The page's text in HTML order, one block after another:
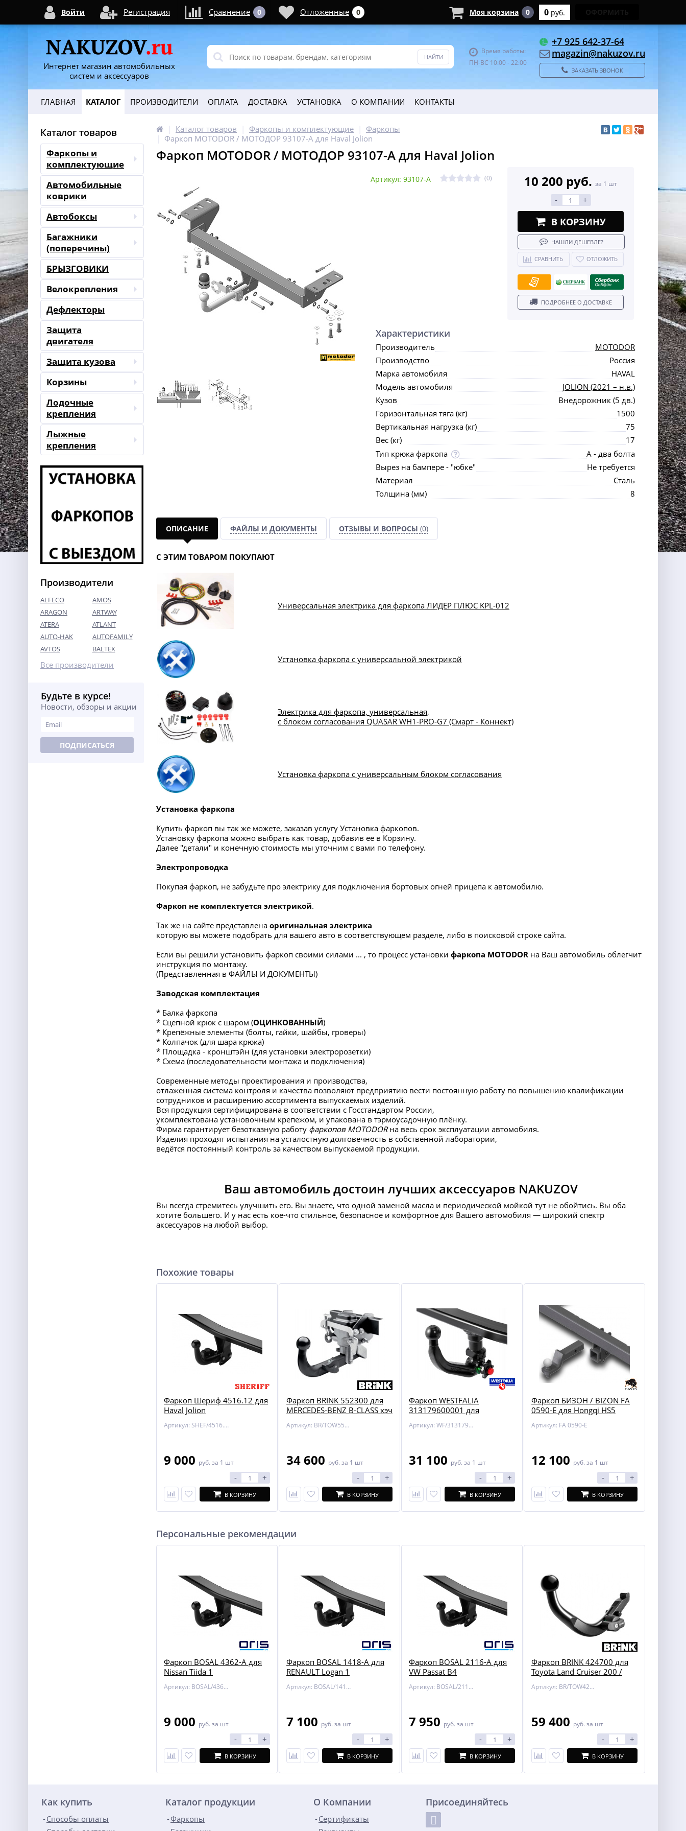
Интернет магазин автомобильных
систем и аксессуаров
Время работы:
ПН-ВС 10:00 - 22:00
+7 925 642-37-64
magazin@nakuzov.ru
ЗАКАЗАТЬ ЗВОНОК
ГЛАВНАЯ КАТАЛОГ ПРОИЗВОДИТЕЛИ ОПЛАТА ДОСТАВКА УСТАНОВКА О КОМПАНИИ КОНТАКТЫ
Каталог товаров
Фаркопы и
комплектующие
Автомобильные
коврики
Автобоксы
Багажники
(поперечины)
БРЫЗГОВИКИ
Велокрепления
Дефлекторы
Защита
двигателя
Защита кузова
Корзины
Лодочные
крепления
Лыжные
крепления
Производители
ALFECO
AMOS
ARAGON
ARTWAY
ATERA
ATLANT
AUTO-HAK
AUTOFAMILY
AVTOS
BALTEX
Все производители
Будьте в курсе!
Новости, обзоры и акции
ПОДПИСАТЬСЯ
Каталог товаров Фаркопы и комплектующие
Фаркопы
Фаркоп MOTODOR / МОТОДОР 93107-A для Haval Jolion
Фаркоп MOTODOR / МОТОДОР 93107-A для Haval Jolion
Артикул: 93107-A (0) 10 200 руб. за 1 шт
- +
В КОРЗИНУ
НАШЛИ ДЕШЕВЛЕ?
СРАВНИТЬ ОТЛОЖИТЬ
ПОДРОБНЕЕ О ДОСТАВКЕ
Характеристики
Производитель
MOTODOR
Производство
Россия
Марка автомобиля
HAVAL
Модель автомобиля
JOLION (2021 – н.в.)
Кузов
Внедорожник (5 дв.)
Горизонтальная тяга (кг)
1500
Вертикальная нагрузка (кг)
75
Вес (кг)
17
Тип крюка фаркопа
А - два болта
Вырез на бампере - "юбке"
Не требуется
Материал
Сталь
Толщина (мм)
8
ОПИСАНИЕ ФАЙЛЫ И ДОКУМЕНТЫ ОТЗЫВЫ И ВОПРОСЫ (0)
С ЭТИМ ТОВАРОМ ПОКУПАЮТ
Универсальная электрика для фаркопа ЛИДЕР ПЛЮС KPL-012
Установка фаркопа с универсальной электрикой
Электрика для фаркопа, универсальная,
с блоком согласования QUASAR WH1-PRO-G7 (Смарт - Коннект)
Установка фаркопа с универсальным блоком согласования
Установка фаркопа
Купить фаркоп вы так же можете, заказав услугу Установка фаркопов.
Установку фаркопа можно выбрать как товар, добавив её в Корзину.
Далее "детали" и конечную стоимость мы уточним с вами по телефону.
Электропроводка
Покупая фаркоп, не забудьте про электрику для подключения бортовых огней прицепа к автомобилю.
Фаркоп не комплектуется электрикой.
Так же на сайте представлена оригинальная электрика
которую вы можете подобрать для вашего авто в соответствующем разделе, либо в поисковой строке сайта.
Если вы решили установить фаркоп своими силами ... , то процесс установки фаркопа MOTODOR на Ваш автомобиль облегчит
инструкция по монтажу.
(Представленная в ФАЙЛЫ И ДОКУМЕНТЫ)
Заводская комплектация
* Балка фаркопа
* Сцепной крюк с шаром (ОЦИНКОВАННЫЙ)
* Крепёжные элементы (болты, гайки, шайбы, гроверы)
* Колпачок (для шара крюка)
* Площадка - кронштэйн (для установки электророзетки)
* Схема (последовательности монтажа и подключения)
Современные методы проектирования и производства,
отлаженная система контроля и качества позволяют предприятию вести постоянную работу по повышению квалификации
сотрудников и расширению ассортимента выпускаемых изделий.
Вся продукция сертифицирована в соответствии с Госстандартом России,
укомплектована установочным крепежом, и упакована в тэрмоусадочную плёнку.
Фирма гарантирует безотказную работу фаркопов MOTODORна весь срок эксплуатации автомобиля.
Изделия проходят испытания на усталостную долговечность в собственной лаборатории,
ведётся постоянный контроль за качеством выпускаемой продукции.
Ваш автомобиль достоин лучших аксессуаров NAKUZOV
Вы всегда стремитесь улучшить его. Вы знаете, что одной заменой масла и периодической мойкой тут не обойтись. Вы оба
хотите большего. И у нас есть кое-что стильное, безопасное и комфортное для Вашего автомобиля — широкий спектр
аксессуаров на любой выбор.
Похожие товары
Фаркоп Шериф 4516.12 для
Haval Jolion
Артикул: SHEF/4516.12
9 000 руб. за 1 шт
- +
В КОРЗИНУ
Фаркоп BRINK 552300 для
MERCEDES-BENZ B-CLASS хэч
Артикул: BR/TOW552300
34 600 руб. за 1 шт
- +
В КОРЗИНУ
Фаркоп WESTFALIA
313179600001 для
Артикул: WF/313179600001
31 100 руб. за 1 шт
- +
В КОРЗИНУ
Фаркоп БИЗОН / BIZON FA
0590-E для Hongqi HS5
Артикул: FA 0590-E
12 100 руб. за 1 шт
- +
В КОРЗИНУ
Персональные рекомендации
Фаркоп BOSAL 4362-A для
Nissan Tiida 1
Артикул: BOSAL/4362-A
9 000 руб. за шт
- +
В КОРЗИНУ
Фаркоп BOSAL 1418-A для
RENAULT Logan 1
Артикул: BOSAL/1418-A
7 100 руб. за шт
- +
В КОРЗИНУ
Фаркоп BOSAL 2116-A для
VW Passat B4
Артикул: BOSAL/2116-A
7 950 руб. за шт
- +
В КОРЗИНУ
Фаркоп BRINK 424700 для
Toyota Land Cruiser 200 /
Артикул: BR/TOW424700
59 400 руб. за шт
- +
В КОРЗИНУ
Как купить
Способы оплаты
Каталог продукции
Фаркопы
О Компании
Сертификаты
Присоединяйтесь
Войти Регистрация Сравнение 0 Отложенные 0 Моя корзина 0 0 руб.